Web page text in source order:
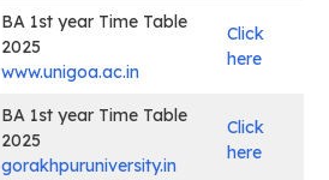
BA 1st year Time Table
2025
www.unigoa.ac.in
Click
here
BA 1st year Time Table
2025
gorakhpuruniversity.in
Click
here